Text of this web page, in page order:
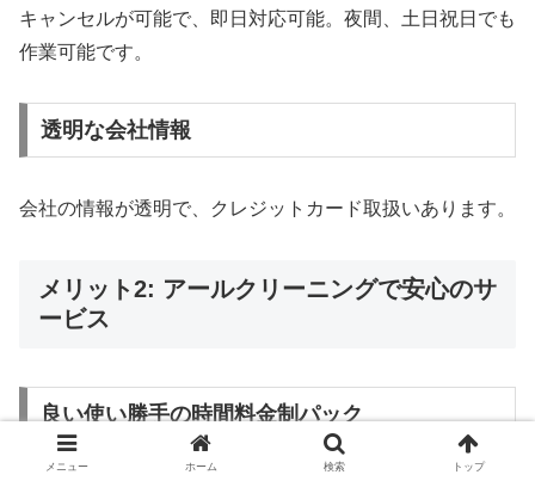
キャンセルが可能で、即日対応可能。夜間、土日祝日でも
作業可能です。
透明な会社情報
会社の情報が透明で、クレジットカード取扱いあります。
メリット2: アールクリーニングで安心のサ
ービス
良い使い勝手の時間料金制パック
メニュー ホーム 検索 トップ